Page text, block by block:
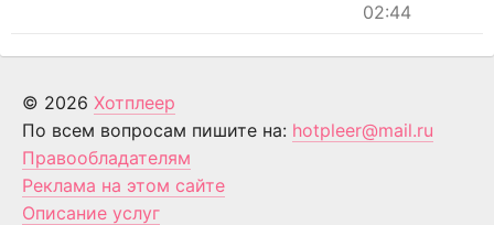
02:44
© 2026 Хотплеер
По всем вопросам пишите на: hotpleer@mail.ru
Правообладателям
Реклама на этом сайте
Описание услуг